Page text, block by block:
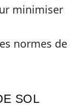
minimiser
normes de
SOL